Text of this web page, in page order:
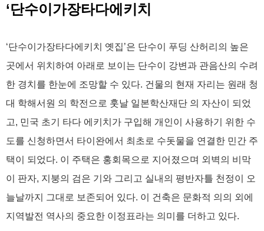
‘단수이가장타다에키치
‘단수이가장타다에키치 옛집’은 단수이 푸딩 산허리의 높은
곳에서 위치하여 아래로 보이는 단수이 강변과 관음산의 수려
한 경치를 한눈에 조망할 수 있다. 건물의 현재 자리는 원래 청
대 학해서원 의 학전으로 훗날 일본학산재단 의 자산이 되었
고, 민국 초기 타다 에키치가 구입해 개인이 사용하기 위한 수
도를 신청하면서 타이완에서 최초로 수돗물을 연결한 민간 주
택이 되었다. 이 주택은 홍회목으로 지어졌으며 외벽의 비막
이 판자, 지붕의 검은 기와 그리고 실내의 평반자틀 천정이 오
늘날까지 그대로 보존되어 있다. 이 건축은 문화적 의의 외에
지역발전 역사의 중요한 이정표라는 의미를 더하고 있다.